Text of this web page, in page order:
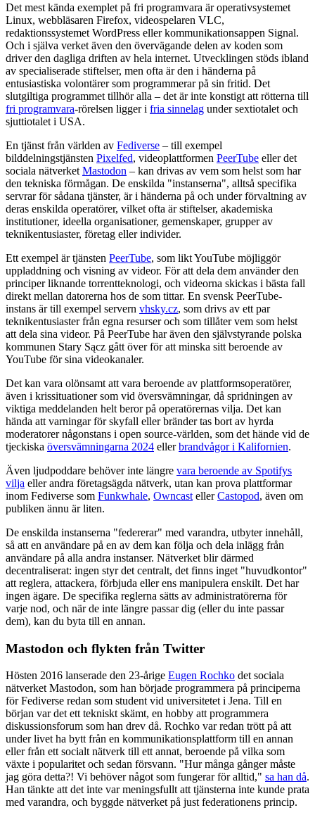
Det mest kända exemplet på fri programvara är operativsystemet
Linux, webbläsaren Firefox, videospelaren VLC,
redaktionssystemet WordPress eller kommunikationsappen Signal.
Och i själva verket även den övervägande delen av koden som
driver den dagliga driften av hela internet. Utvecklingen stöds ibland
av specialiserade stiftelser, men ofta är den i händerna på
entusiastiska volontärer som programmerar på sin fritid. Det
slutgiltiga programmet tillhör alla – det är inte konstigt att rötterna till
fri programvara-rörelsen ligger i fria sinnelag under sextiotalet och
sjuttiotalet i USA.
En tjänst från världen av Fediverse – till exempel
bilddelningstjänsten Pixelfed, videoplattformen PeerTube eller det
sociala nätverket Mastodon – kan drivas av vem som helst som har
den tekniska förmågan. De enskilda "instanserna", alltså specifika
servrar för sådana tjänster, är i händerna på och under förvaltning av
deras enskilda operatörer, vilket ofta är stiftelser, akademiska
institutioner, ideella organisationer, gemenskaper, grupper av
teknikentusiaster, företag eller individer.
Ett exempel är tjänsten PeerTube, som likt YouTube möjliggör
uppladdning och visning av videor. För att dela dem använder den
principer liknande torrentteknologi, och videorna skickas i bästa fall
direkt mellan datorerna hos de som tittar. En svensk PeerTube-
instans är till exempel servern vhsky.cz, som drivs av ett par
teknikentusiaster från egna resurser och som tillåter vem som helst
att dela sina videor. På PeerTube har även den självstyrande polska
kommunen Stary Sącz gått över för att minska sitt beroende av
YouTube för sina videokanaler.
Det kan vara olönsamt att vara beroende av plattformsoperatörer,
även i krissituationer som vid översvämningar, då spridningen av
viktiga meddelanden helt beror på operatörernas vilja. Det kan
hända att varningar för skyfall eller bränder tas bort av hyrda
moderatorer någonstans i open source-världen, som det hände vid de
tjeckiska översvämningarna 2024 ellerbrandvågor i Kalifornien.
Även ljudpoddare behöver inte längre vara beroende av Spotifys
vilja eller andra företagsägda nätverk, utan kan prova plattformar
inom Fediverse som Funkwhale, Owncast ellerCastopod, även om
publiken ännu är liten.
De enskilda instanserna "federerar" med varandra, utbyter innehåll,
så att en användare på en av dem kan följa och dela inlägg från
användare på alla andra instanser. Nätverket blir därmed
decentraliserat: ingen styr det centralt, det finns inget "huvudkontor"
att reglera, attackera, förbjuda eller ens manipulera enskilt. Det har
ingen ägare. De specifika reglerna sätts av administratörerna för
varje nod, och när de inte längre passar dig (eller du inte passar
dem), kan du byta till en annan.
Mastodon och flykten från Twitter
Hösten 2016 lanserade den 23-årige Eugen Rochko det sociala
nätverket Mastodon, som han började programmera på principerna
för Fediverse redan som student vid universitetet i Jena. Till en
början var det ett tekniskt skämt, en hobby att programmera
diskussionsforum som han drev då. Rochko var redan trött på att
under livet ha bytt från en kommunikationsplattform till en annan
eller från ett socialt nätverk till ett annat, beroende på vilka som
växte i popularitet och sedan försvann. "Hur många gånger måste
jag göra detta?! Vi behöver något som fungerar för alltid," sa han då.
Han tänkte att det inte var meningsfullt att tjänsterna inte kunde prata
med varandra, och byggde nätverket på just federationens princip.